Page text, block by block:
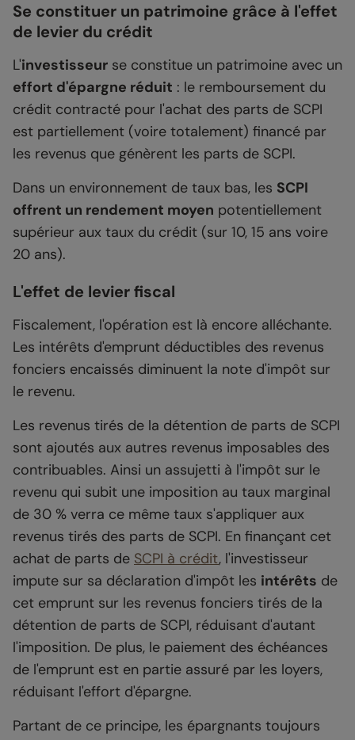
Se constituer un patrimoine grâce à l'effet
de levier du crédit
L'investisseur se constitue un patrimoine avec un
effort d'épargne réduit : le remboursement du
crédit contracté pour l'achat des parts de SCPI
est partiellement (voire totalement) financé par
les revenus que génèrent les parts de SCPI.
Dans un environnement de taux bas, les SCPI
offrent un rendement moyen potentiellement
supérieur aux taux du crédit (sur 10, 15 ans voire
20 ans).
L'effet de levier fiscal
Fiscalement, l'opération est là encore alléchante.
Les intérêts d'emprunt déductibles des revenus
fonciers encaissés diminuent la note d'impôt sur
le revenu.
Les revenus tirés de la détention de parts de SCPI
sont ajoutés aux autres revenus imposables des
contribuables. Ainsi un assujetti à l'impôt sur le
revenu qui subit une imposition au taux marginal
de 30 % verra ce même taux s'appliquer aux
revenus tirés des parts de SCPI. En finançant cet
achat de parts de SCPI à crédit, l'investisseur
impute sur sa déclaration d'impôt les intérêts de
cet emprunt sur les revenus fonciers tirés de la
détention de parts de SCPI, réduisant d'autant
l'imposition. De plus, le paiement des échéances
de l'emprunt est en partie assuré par les loyers,
réduisant l'effort d'épargne.
Partant de ce principe, les épargnants toujours